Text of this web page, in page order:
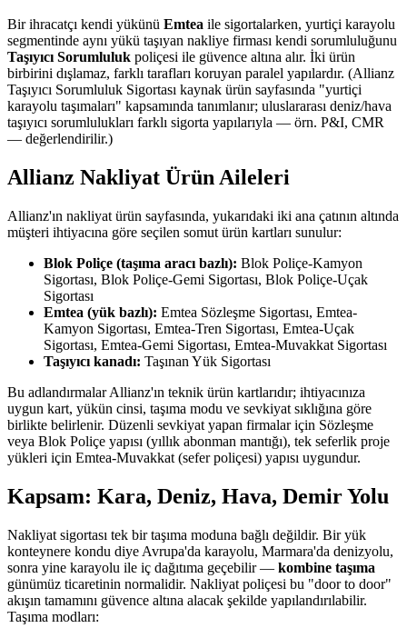
Bir ihracatçı kendi yükünü Emtea ile sigortalarken, yurtiçi karayolu
segmentinde aynı yükü taşıyan nakliye firması kendi sorumluluğunu
Taşıyıcı Sorumluluk poliçesi ile güvence altına alır. İki ürün
birbirini dışlamaz, farklı tarafları koruyan paralel yapılardır. (Allianz
Taşıyıcı Sorumluluk Sigortası kaynak ürün sayfasında "yurtiçi
karayolu taşımaları" kapsamında tanımlanır; uluslararası deniz/hava
taşıyıcı sorumlulukları farklı sigorta yapılarıyla — örn. P&I, CMR
— değerlendirilir.)
Allianz Nakliyat Ürün Aileleri
Allianz'ın nakliyat ürün sayfasında, yukarıdaki iki ana çatının altında
müşteri ihtiyacına göre seçilen somut ürün kartları sunulur:
Blok Poliçe (taşıma aracı bazlı): Blok Poliçe-Kamyon
Sigortası, Blok Poliçe-Gemi Sigortası, Blok Poliçe-Uçak
Sigortası
Emtea (yük bazlı): Emtea Sözleşme Sigortası, Emtea-
Kamyon Sigortası, Emtea-Tren Sigortası, Emtea-Uçak
Sigortası, Emtea-Gemi Sigortası, Emtea-Muvakkat Sigortası
Taşıyıcı kanadı: Taşınan Yük Sigortası
Bu adlandırmalar Allianz'ın teknik ürün kartlarıdır; ihtiyacınıza
uygun kart, yükün cinsi, taşıma modu ve sevkiyat sıklığına göre
birlikte belirlenir. Düzenli sevkiyat yapan firmalar için Sözleşme
veya Blok Poliçe yapısı (yıllık abonman mantığı), tek seferlik proje
yükleri için Emtea-Muvakkat (sefer poliçesi) yapısı uygundur.
Kapsam: Kara, Deniz, Hava, Demir Yolu
Nakliyat sigortası tek bir taşıma moduna bağlı değildir. Bir yük
konteynere kondu diye Avrupa'da karayolu, Marmara'da denizyolu,
sonra yine karayolu ile iç dağıtıma geçebilir — kombine taşıma
günümüz ticaretinin normalidir. Nakliyat poliçesi bu "door to door"
akışın tamamını güvence altına alacak şekilde yapılandırılabilir.
Taşıma modları: